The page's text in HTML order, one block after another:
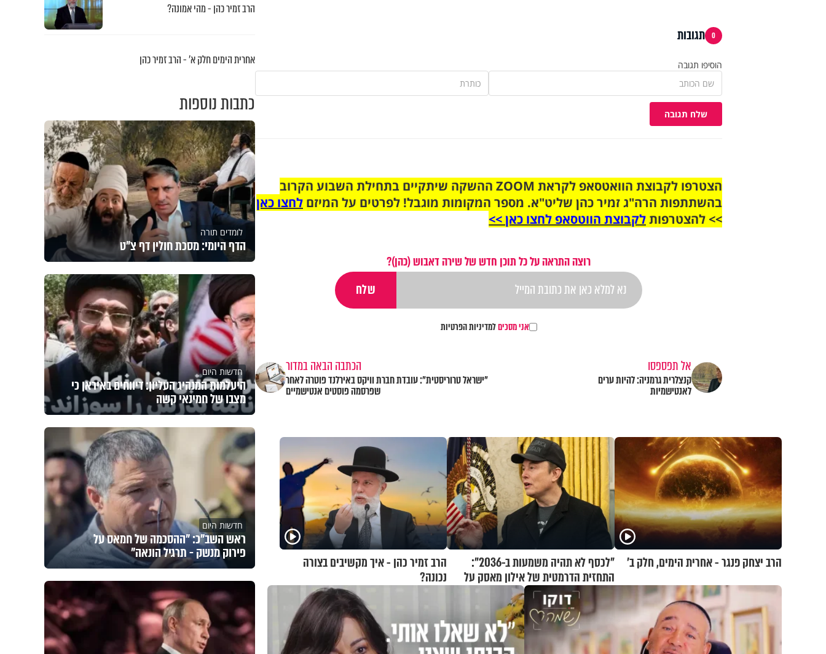
0 תגובות
הוסיפו תגובה
שלח תגובה
הצטרפו לקבוצת הוואטסאפ לקראת ZOOM ההשקה שיתקיים בתחילת השבוע הקרוב
בהשתתפות הרה"ג זמיר כהן שליט"א. מספר המקומות מוגבל! לפרטים על המיזם לחצו כאן
>> להצטרפותלקבוצת הווטסאפ לחצו כאן >>
רוצה התראה על כל תוכן חדש של שירה דאבוש (כהן)?
אני מסכיםלמדיניות הפרטיות
אל תפספסו
קנצלרית גרמניה: להיות ערים
לאנטישמיות
הכתבה הבאה במדור
"ישראל טרוריסטית": עובדת חברת וויקס באירלנד פוטרה לאחר
שפרסמה פוסטים אנטישמיים
הרב יצחק פנגר - אחרית הימים, חלק ב’
"לכסף לא תהיה משמעות ב-2036":
התחזית הדרמטית של אילון מאסק על
עתיד הכלכלה
הרב זמיר כהן - איך מקשיבים בצורה
נכונה?
הרב זמיר כהן - מהי אמונה?
אחרית הימים חלק א’ - הרב זמיר כהן
כתבות נוספות
לומדים תורה
הדף היומי: מסכת חולין דף צ"ט
חדשות היום
היעלמות המנהיג העליון: דיווחים באיראן כי
מצבו של חמינאי קשה
חדשות היום
ראש השב"כ: "ההסכמה של חמאס על
פירוק מנשק - תרגיל הונאה"